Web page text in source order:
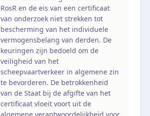
RosR en de eis van een certificaat
van onderzoek niet strekken tot
bescherming van het individuele
vermogensbelang van derden. De
keuringen zijn bedoeld om de
veiligheid van het
scheepvaartverkeer in algemene zin
te bevorderen. De betrokkenheid
van de Staat bij de afgifte van het
certificaat vloeit voort uit de
algemene verantwoordelijkheid voor